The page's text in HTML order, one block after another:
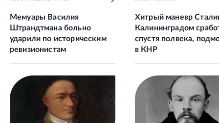
Мемуары Василия
Штрандтмана больно
ударили по историческим
ревизионистам
Хитрый маневр
Калининградом
спустя полвека,
в КНР